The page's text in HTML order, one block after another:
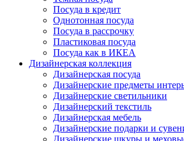
Посуда в кредит
Однотонная посуда
Посуда в рассрочку
Пластиковая посуда
Посуда как в ИКЕА
Дизайнерская коллекция
Дизайнерская посуда
Дизайнерские предметы
Дизайнерские светильники
Дизайнерский текстиль
Дизайнерская мебель
Дизайнерские подарки и
Дизайнерские шкуры и